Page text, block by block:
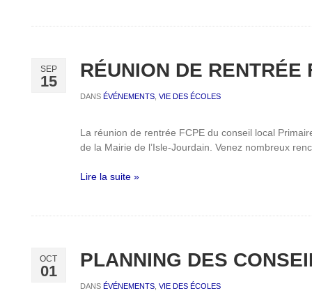
SEP
15
RÉUNION DE RENTRÉE
DANS ÉVÉNEMENTS VIE DES ÉCOLES
La réunion de rentrée FCPE du conseil local
de la Mairie de l’Isle-Jourdain. Venez nombreux
Lire la suite »
OCT
01
PLANNING DES
DANS ÉVÉNEMENTS VIE DES ÉCOLES